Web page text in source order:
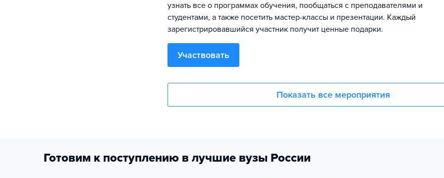
узнать все о программах обучения, пообщаться с преподавателями и
студентами, а также посетить мастер-классы и презентации. Каждый
зарегистрировавшийся участник получит ценные подарки.
Участвовать
Показать все мероприятия
Готовим к поступлению в лучшие вузы России